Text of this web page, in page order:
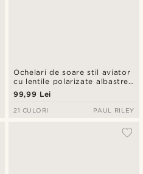
Ochelari de soare stil aviator
cu lentile polarizate albastre
și nuanțe aurii
99,99 Lei
21 CULORI PAUL RILEY